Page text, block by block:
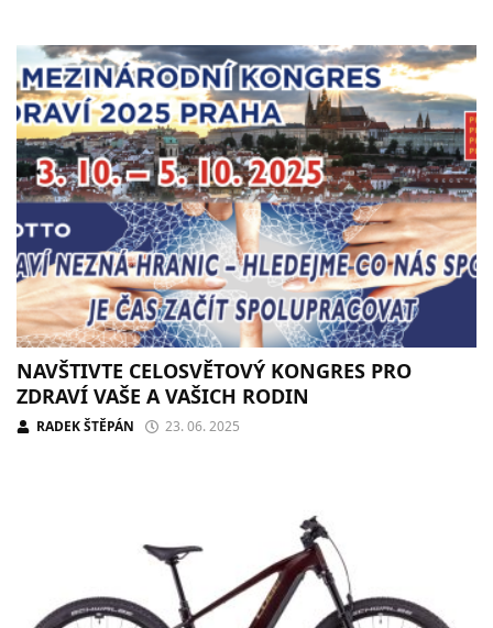
NAVŠTIVTE CELOSVĚTOVÝ KONGRES PRO
ZDRAVÍ VAŠE A VAŠICH RODIN
RADEK ŠTĚPÁN 23. 06. 2025